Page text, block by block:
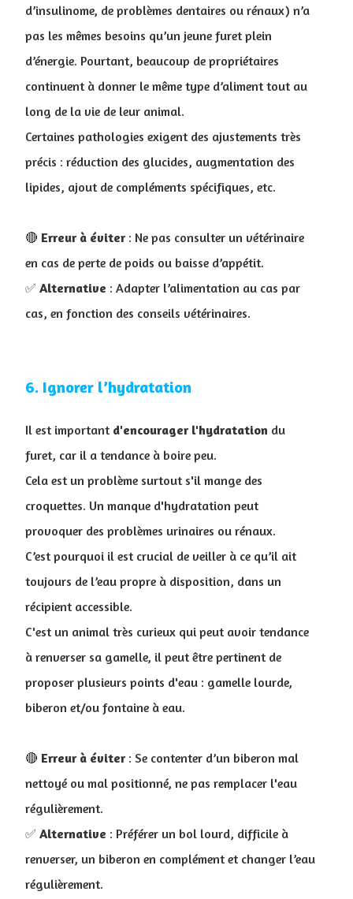
d’insulinome, de problèmes dentaires ou rénaux) n’a
pas les mêmes besoins qu’un jeune furet plein
d’énergie. Pourtant, beaucoup de propriétaires
continuent à donner le même type d’aliment tout au
long de la vie de leur animal.
Certaines pathologies exigent des ajustements très
précis : réduction des glucides, augmentation des
lipides, ajout de compléments spécifiques, etc.
🔴 Erreur à éviter: Ne pas consulter un vétérinaire
en cas de perte de poids ou baisse d’appétit.
✅ Alternative : Adapter l’alimentation au cas par
cas, en fonction des conseils vétérinaires.
6. Ignorer l’hydratation
Il est important d'encourager l'hydratation du
furet, car il a tendance à boire peu.
Cela est un problème surtout s'il mange des
croquettes. Un manque d'hydratation peut
provoquer des problèmes urinaires ou rénaux.
C’est pourquoi il est crucial de veiller à ce qu’il ait
toujours de l’eau propre à disposition, dans un
récipient accessible.
C'est un animal très curieux qui peut avoir tendance
à renverser sa gamelle, il peut être pertinent de
proposer plusieurs points d'eau : gamelle lourde,
biberon et/ou fontaine à eau.
🔴 Erreur à éviter: Se contenter d’un biberon mal
nettoyé ou mal positionné, ne pas remplacer l'eau
régulièrement.
✅ Alternative : Préférer un bol lourd, difficile à
renverser, un biberon en complément et changer l’eau
régulièrement.